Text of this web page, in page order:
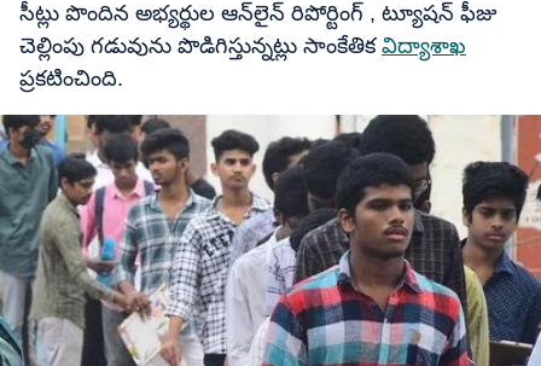
సీట్లు పొందిన అభ్యర్థుల ఆన్‌లైన్‌ రిపోర్టింగ్‌ , ట్యూషన్ ఫీజు
చెల్లింపు గడువును పొడిగిస్తున్నట్లు సాంకేతిక విద్యాశాఖ
ప్రకటించింది.